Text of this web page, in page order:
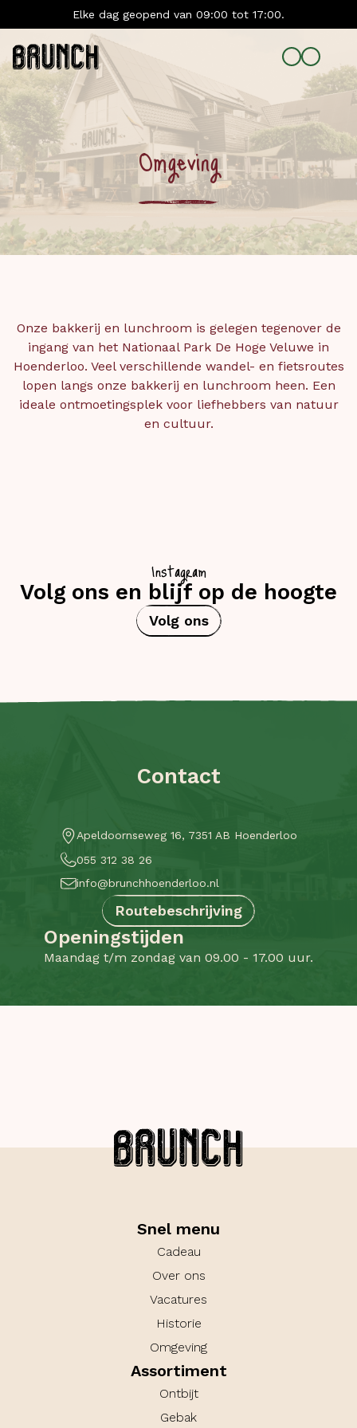
Elke dag geopend van 09:00 tot 17:00.
Omgeving
Onze bakkerij en lunchroom is gelegen tegenover de
ingang van het Nationaal Park De Hoge Veluwe in
Hoenderloo. Veel verschillende wandel- en fietsroutes
lopen langs onze bakkerij en lunchroom heen. Een
ideale ontmoetingsplek voor liefhebbers van natuur
en cultuur.
Instagram
Volg ons en blijf op de hoogte
140 dagen geleden
Volg ons
Contact
Apeldoornseweg 16, 7351 AB Hoenderloo
055 312 38 26
info@brunchhoenderloo.nl
Routebeschrijving
Openingstijden
Maandag t/m zondag van 09.00 - 17.00 uur.
Snel menu
Cadeau
Over ons
Vacatures
Historie
Omgeving
Assortiment
Ontbijt
Gebak